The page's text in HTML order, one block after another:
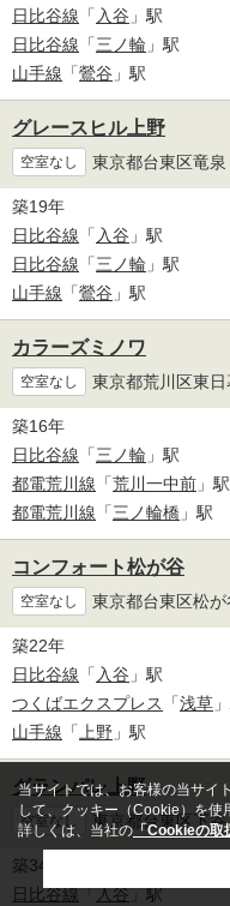
日比谷線 「 入谷 」駅
日比谷線 「三ノ輪 」駅
山手線 「鶯谷 」駅
グレースヒル上野
空室なし 東京都台東区竜泉
築19年
日比谷線 「 入谷 」駅
日比谷線 「三ノ輪 」駅
山手線 「鶯谷 」駅
カラーズミノワ
空室なし 東京都荒川区東日
築16年
日比谷線 「三ノ輪 」駅
都電荒川線 「荒川一中前 」駅
都電荒川線 「三ノ輪橋 」駅
コンフォート松が谷
空室なし 東京都台東区松が
築22年
日比谷線 「 入谷 」駅
つくばエクスプレス
「浅草
山手線 「 上野 」駅
グランパレ上野
空室なし 東京都台東区下谷
築34年
日比谷線「入谷」駅
当サイトでは、お客様の当サイ
して、クッキー（Cookie）を使
詳しくは、当社の 「Cookieの取